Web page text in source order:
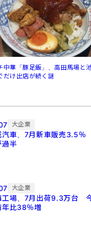
中華「豚足飯」、高田馬場と
だけ出店が続く謎
大企業
汽車、7月新車販売3.5％
半
大企業
工場、7月出荷9.3万台
年比38％増